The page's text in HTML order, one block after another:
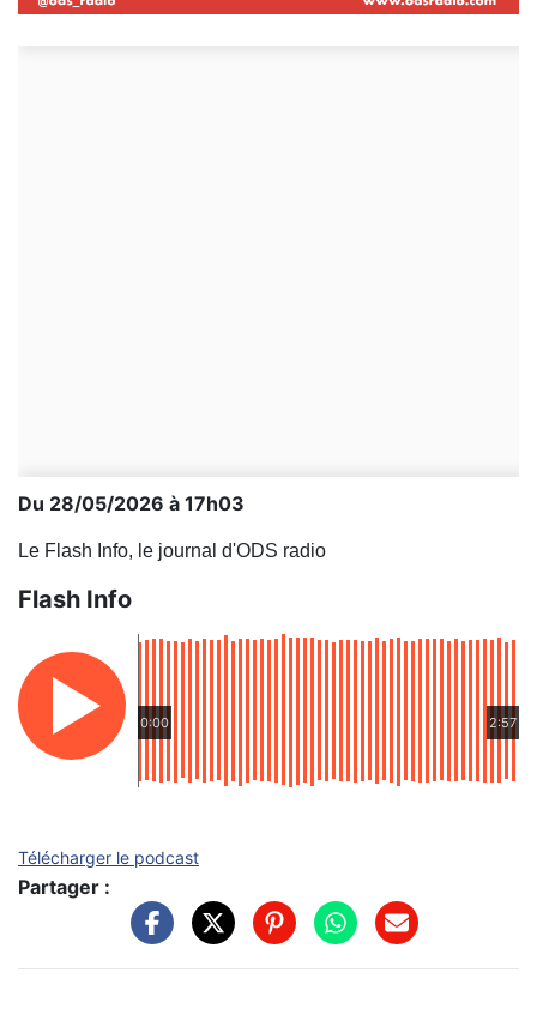
Du 28/05/2026 à 17h03
Le Flash Info, le journal d'ODS radio
Flash Info
0:00 2:57
Télécharger le podcast
Partager :